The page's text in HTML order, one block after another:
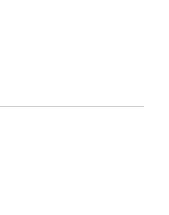
5 Sternen